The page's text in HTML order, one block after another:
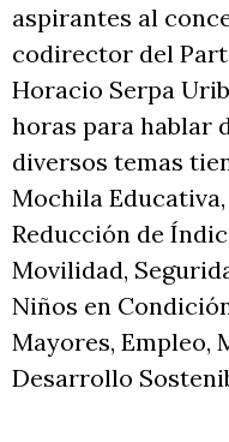
aspirantes al
codirector del
Horacio Serpa
horas para hablar
diversos temas
Mochila
Reducción de
Movilidad,
Niños en
Mayores, Empleo,
Desarrollo